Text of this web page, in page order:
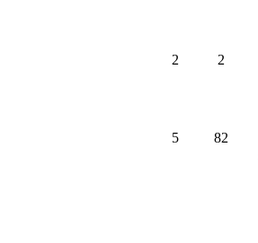
2 2
5 82